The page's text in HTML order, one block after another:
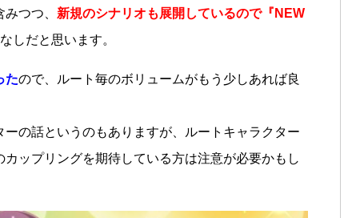
つつ、 新規のシナリオも展開しているので『NEW
しだと思います。
たので、ルート毎のボリュームがもう少しあれば良
の話というのもありますが、ルートキャラクター
ップリングを期待している方は注意が必要かもし